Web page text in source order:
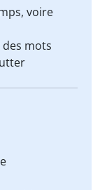
voire
mots